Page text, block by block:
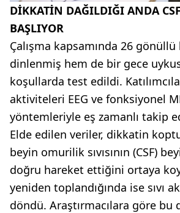
DİKKATİN DAĞILDIĞI ANDA
BAŞLIYOR
Çalışma kapsamında 26
dinlenmiş hem de bir gece
koşullarda test edildi.
aktiviteleri EEG ve fonksiyonel
yöntemleriyle eş zamanlı takip
Elde edilen veriler, dikkatin
beyin omurilik sıvısının (CSF)
doğru hareket ettiğini ortaya
yeniden toplandığında ise sıvı
döndü. Araştırmacılara göre bu